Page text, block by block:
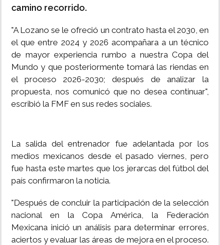
camino recorrido.
"A Lozano se le ofreció un contrato hasta el 2030, en
el que entre 2024 y 2026 acompañara a un técnico
de mayor experiencia rumbo a nuestra Copa del
Mundo y que posteriormente tomará las riendas en
el proceso 2026-2030; después de analizar la
propuesta, nos comunicó que no desea continuar",
escribió la FMF en sus redes sociales.
La salida del entrenador fue adelantada por los
medios mexicanos desde el pasado viernes, pero
fue hasta este martes que los jerarcas del fútbol del
país confirmaron la noticia.
"Después de concluir la participación de la selección
nacional en la Copa América, la Federación
Mexicana inició un análisis para determinar errores,
aciertos y evaluar las áreas de mejora en el proceso.